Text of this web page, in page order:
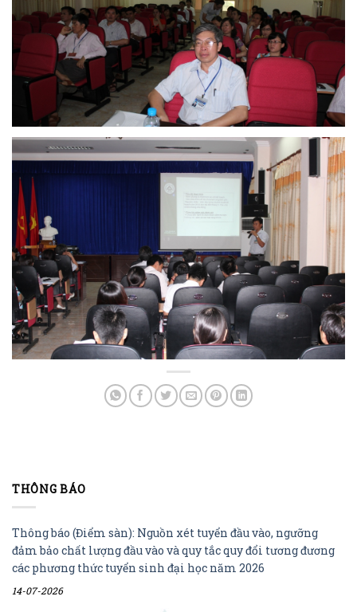
THÔNG BÁO
Thông báo (Điểm sàn): Nguồn xét tuyển đầu vào, ngưỡng
đảm bảo chất lượng đầu vào và quy tắc quy đổi tương đương
các phương thức tuyển sinh đại học năm 2026
14-07-2026